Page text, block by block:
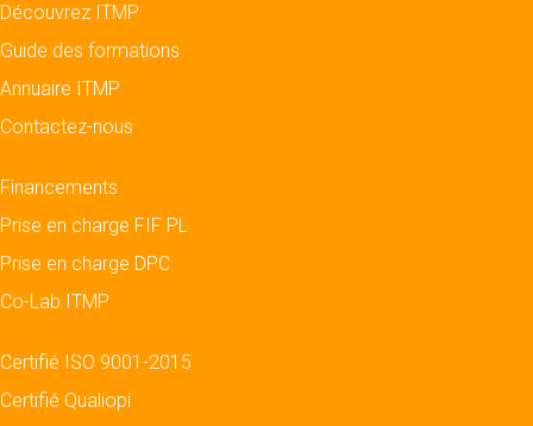
Découvrez ITMP
Guide des formations
Annuaire ITMP
Contactez-nous
Financements
Prise en charge FIF PL
Prise en charge DPC
Co-Lab ITMP
Certifié ISO 9001-2015
Certifié Qualiopi